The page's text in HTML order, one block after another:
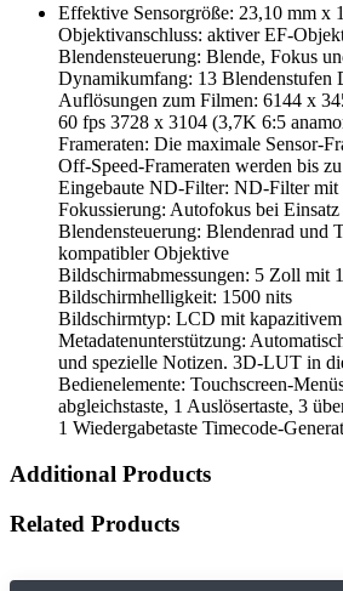
Effektive Sensorgröße: 23,10 mm x
Objektivanschluss: aktiver EF-
Blendensteuerung: Blende, Fokus
Dynamikumfang: 13 Blendenstufen
Auflösungen zum Filmen: 6144 x
60 fps 3728 x 3104 (3,7K 6:5
Frameraten: Die maximale Sensor-
Off-Speed-Frameraten werden bis
Eingebaute ND-Filter: ND-Filter mit
Fokussierung: Autofokus bei
Blendensteuerung: Blendenrad und
kompatibler Objektive
Bildschirmabmessungen: 5 Zoll mit
Bildschirmhelligkeit: 1500 nits
Bildschirmtyp: LCD mit kapazitivem
Metadatenunterstützung:
und spezielle Notizen. 3D-LUT in
Bedienelemente: Touchscreen-
abgleichstaste, 1 Auslösertaste, 3
1 Wiedergabetaste Timecode-
Additional Products
Related Products